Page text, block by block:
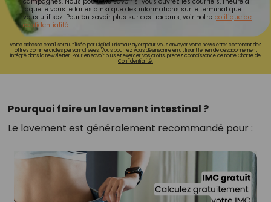
laquelle vous le faites ainsi que des informations sur le terminal que
vous utilisez. Pour en savoir plus sur ces traceurs, voir notre politique de
confidentialité.
Votre adresse email sera utilisée par Digital Prisma Playerspour vous envoyer votre newsletter contenant des
offres commerciales personnalisées. Vous pourrez vous désinscrire en utilisant le lien de désabonnement
intégré dans la newsletter. Pour en savoir plus et exercer vos droits, prenez connaissance de notreCharte de
Confidentialité.
Pourquoi faire un lavement intestinal ?
Le lavement est généralement recommandé pour :